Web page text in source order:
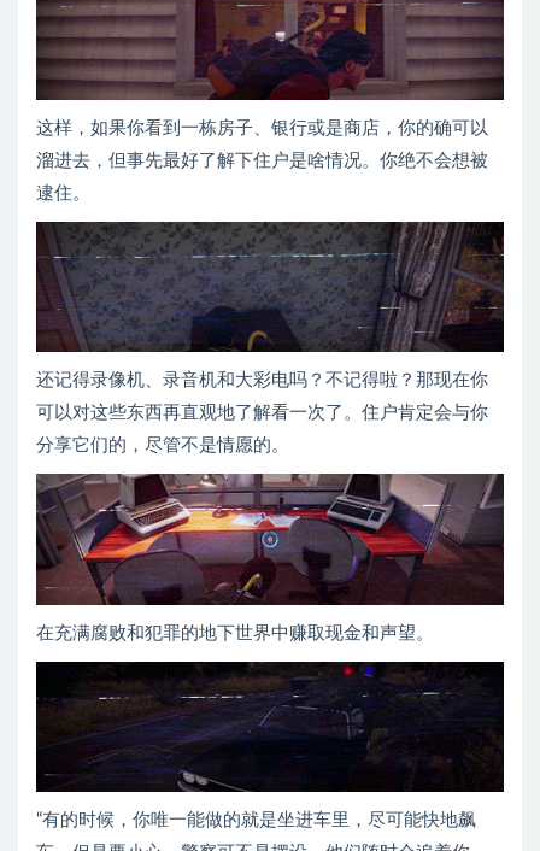
这样，如果你看到一栋房子、银行或是商店，你的确可以
溜进去，但事先最好了解下住户是啥情况。你绝不会想被
逮住。
还记得录像机、录音机和大彩电吗？不记得啦？那现在你
可以对这些东西再直观地了解看一次了。住户肯定会与你
分享它们的，尽管不是情愿的。
在充满腐败和犯罪的地下世界中赚取现金和声望。
“有的时候，你唯一能做的就是坐进车里，尽可能快地飙